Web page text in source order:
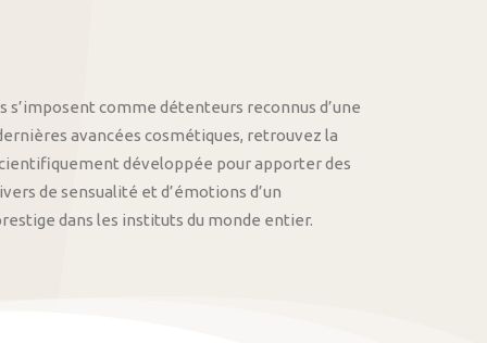
s’imposent comme détenteurs reconnus d’une
avancées cosmétiques, retrouvez la
développée pour apporter des
de sensualité et d’émotions d’un
dans les instituts du monde entier.